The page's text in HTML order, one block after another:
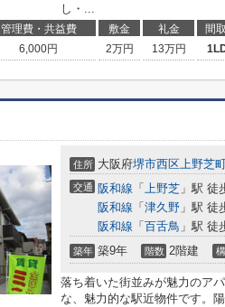
し・...
管理費・共益費 敷金 礼金 間
6,000円 2万円 13万円
住所 大阪府堺市西区上野芝
交通 阪和線 「 上野芝 」駅 徒
阪和線 「 津久野 」駅 徒
阪和線 「 百舌鳥 」駅 徒
築年 築9年 階数 2階建
落ち着いた街並みが魅力のア
な、魅力的な駅近物件です。